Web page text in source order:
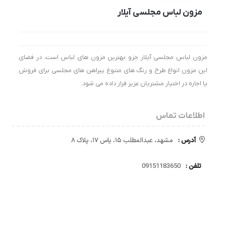
مزون لباس مجلسی آیلار
مزون لباس مجلسی آیلار جزو بهترین مزون های لباس است، در فضای
این مزون انواع طرح و رنگ های متنوع پیراهن های مجلسی برای فروش
یا اجاره در اختیار مشتریان عزیز قرار داده می شود.
اطلاعات تماس
آدرس : مشهد، عبدالمطلب ۱۵، یاس ۱۷، پلاک ۸
تلفن : 09151183650